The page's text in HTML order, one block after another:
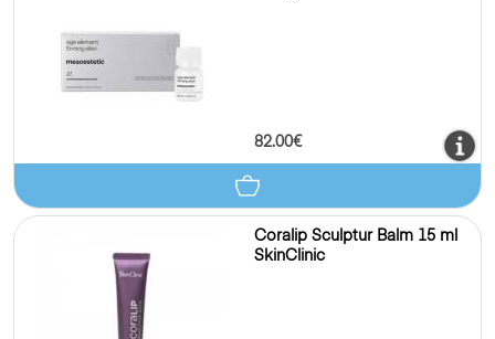
82.00€
Coralip Sculptur Balm 15 ml
SkinClinic